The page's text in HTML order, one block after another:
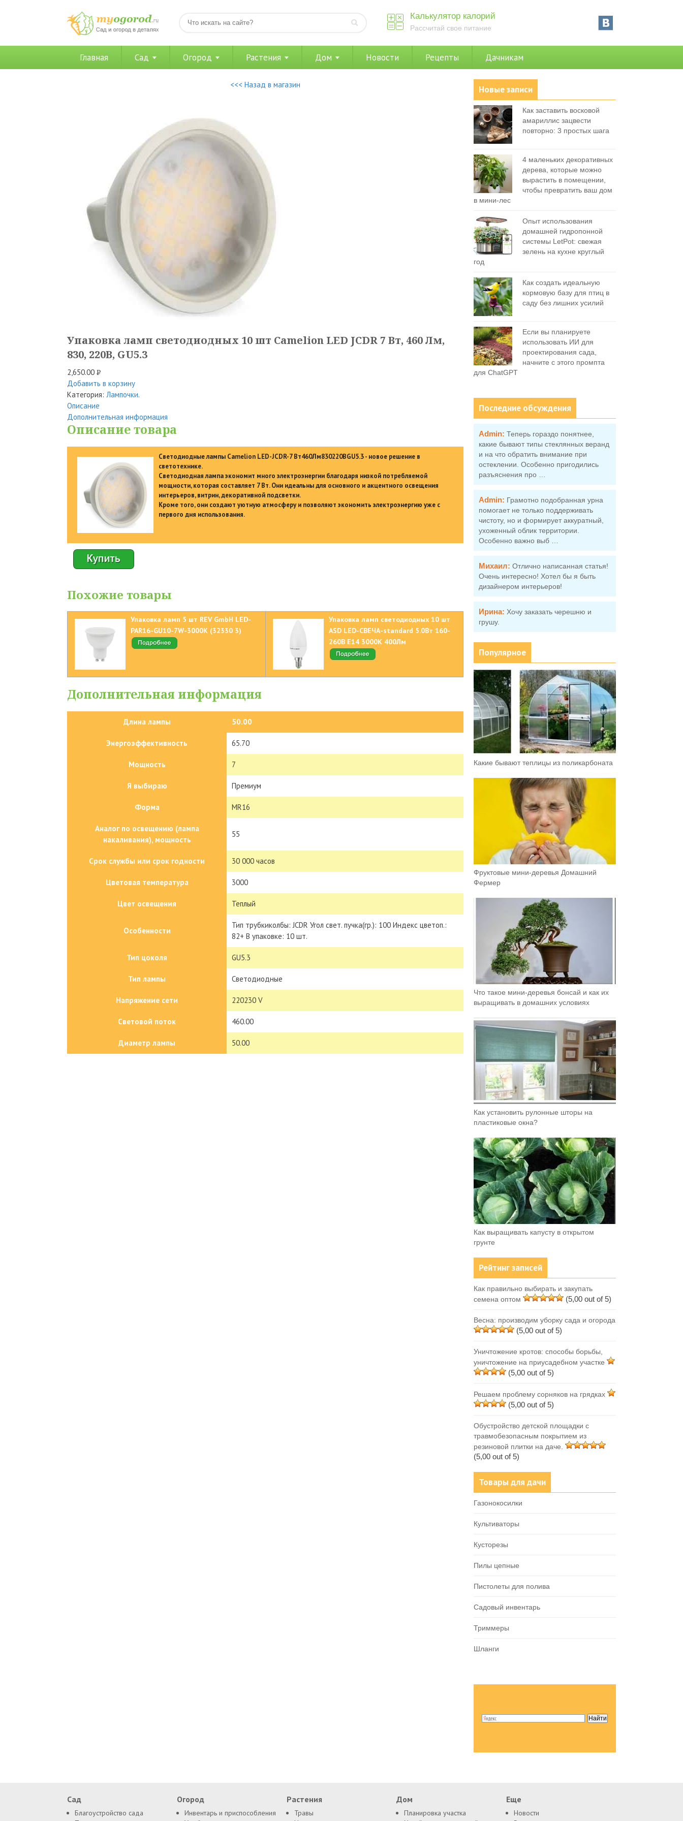
Калькулятор калорий
Рассчитай свое питание
Главная Сад Огород Растения Дом Новости Рецепты Дачникам
<<< Назад в магазин
Упаковка ламп светодиодных 10 шт Camelion LED JCDR 7 Вт, 460 Лм,
830, 220В, GU5.3
2,650.00 Р
УБ.
Добавить в корзину
Категория: Лампочки.
Описание
Дополнительная информация
Описание товара
Светодиодные лампы Camelion LED-JCDR-7 Вт460Лм830220ВGU5.3 - новое решение в
светотехнике.
Светодиодная лампа экономит много электроэнергии благодаря низкой потребляемой
мощности, которая составляет 7 Вт. Они идеальны для основного и акцентного освещения
интерьеров, витрин, декоративной подсветки.
Кроме того, они создают уютную атмосферу и позволяют экономить электроэнергию уже с
первого дня использования.
Похожие товары
Упаковка ламп 5 шт REV GmbH LED-
PAR16-GU10-7W-3000K (32330 3)
Упаковка ламп светодиодных 10 шт
ASD LED-СВЕЧА-standard 5.0Вт 160-
260В Е14 3000К 400Лм
Дополнительная информация
Длина лампы 50.00
Энергоэффективность 65.70
Мощность 7
Я выбираю Премиум
Форма MR16
Аналог по освещению (лампа
накаливания), мощность
55
Срок службы или срок годности 30 000 часов
Цветовая температура 3000
Цвет освещения Теплый
Особенности
Тип трубкиколбы: JCDR Угол свет. пучка(гр.): 100 Индекс цветоп.:
82+ В упаковке: 10 шт.
Тип цоколя GU5.3
Тип лампы Светодиодные
Напряжение сети 220230 V
Световой поток 460.00
Диаметр лампы 50.00
Новые записи
Как заставить восковой
амариллис зацвести
повторно: 3 простых шага
4 маленьких декоративных
дерева, которые можно
вырастить в помещении,
чтобы превратить ваш дом
в мини-лес
Опыт использования
домашней гидропонной
системы LetPot: свежая
зелень на кухне круглый
год
Как создать идеальную
кормовую базу для птиц в
саду без лишних усилий
Если вы планируете
использовать ИИ для
проектирования сада,
начните с этого промпта
для ChatGPT
Последние обсуждения
Admin: Теперь гораздо понятнее,
какие бывают типы стеклянных веранд
и на что обратить внимание при
остеклении. Особенно пригодились
разъяснения про …
Admin: Грамотно подобранная урна
помогает не только поддерживать
чистоту, но и формирует аккуратный,
ухоженный облик территории.
Особенно важно выб …
Михаил: Отлично написанная статья!
Очень интересно! Хотел бы я быть
дизайнером интерьеров!
Ирина: Хочу заказать черешню и
грушу.
Популярное
Какие бывают теплицы из поликарбоната
Фруктовыe мини-деревья Домашний
Фермер
Что такое мини-деревья бонсай и как их
выращивать в домашних условиях
Как установить рулонные шторы на
пластиковые окна?
Как выращивать капусту в открытом
грунте
Рейтинг записей
Как правильно выбирать и закупать
семена оптом
(5,00 out of 5)
Весна: производим уборку сада и огорода
(5,00 out of 5)
Уничтожение кротов: способы борьбы,
уничтожение на приусадебном участке
(5,00 out of 5)
Решаем проблему сорняков на грядках
(5,00 out of 5)
Обустройство детской площадки с
травмобезопасным покрытием из
резиновой плитки на даче.
(5,00 out of 5)
Товары для дачи
Газонокосилки
Культиваторы
Кусторезы
Пилы цепные
Пистолеты для полива
Садовый инвентарь
Триммеры
Шланги
Сад
Благоустройство сада
Огород
Инвентарь и приспособления
Растения
Травы
Дом
Планировка участка
Еще
Новости